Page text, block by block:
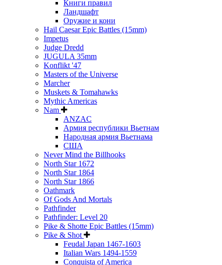
Книги правил
Ландшафт
Оружие и кони
Hail Caesar Epic Battles (15mm)
Impetus
Judge Dredd
JUGULA 35mm
Konflikt '47
Masters of the Universe
Marcher
Muskets & Tomahawks
Mythic Americas
Nam
ANZAC
Армия республики Вьетнам
Народная армия Вьетнама
США
Never Mind the Billhooks
North Star 1672
North Star 1864
North Star 1866
Oathmark
Of Gods And Mortals
Pathfinder
Pathfinder: Level 20
Pike & Shotte Epic Battles (15mm)
Pike & Shot
Feudal Japan 1467-1603
Italian Wars 1494-1559
Conquista of America